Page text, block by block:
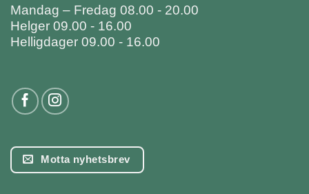
Mandag – Fredag 08.00 - 20.00
Helger 09.00 - 16.00
Helligdager 09.00 - 16.00
Motta nyhetsbrev